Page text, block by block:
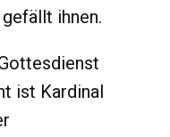
ihnen.
ist Kardinal